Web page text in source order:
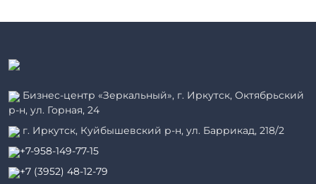
Бизнес-центр «Зеркальный», г. Иркутск, Октябрьский
р-н, ул. Горная, 24
г. Иркутск, Куйбышевский р-н, ул. Баррикад, 218/2
+7-958-149-77-15
+7 (3952) 48-12-79